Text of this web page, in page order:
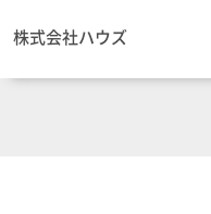
株式会社ハウズ